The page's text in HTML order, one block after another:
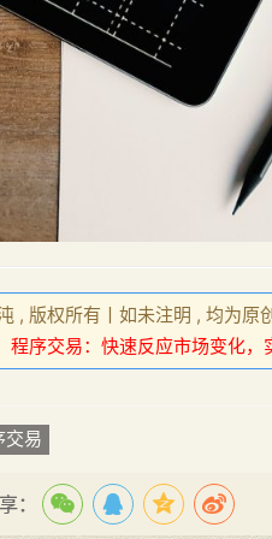
, 版权所有丨如未注明 , 均为原
程序交易：快速反应市场变化，
交易
：